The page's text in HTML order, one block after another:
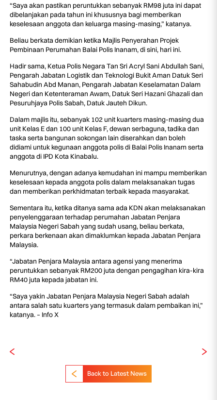
“Saya akan pastikan peruntukkan sebanyak RM98 juta ini dapat
dibelanjakan pada tahun ini khususnya bagi memberikan
keselesaan anggota dan keluarga masing-masing,” katanya.
Beliau berkata demikian ketika Majlis Penyerahan Projek
Pembinaan Perumahan Balai Polis Inanam, di sini, hari ini.
Hadir sama, Ketua Polis Negara Tan Sri Acryl Sani Abdullah Sani,
Pengarah Jabatan Logistik dan Teknologi Bukit Aman Datuk Seri
Sahabudin Abd Manan, Pengarah Jabatan Keselamatan Dalam
Negeri dan Ketenteraman Awam, Datuk Seri Hazani Ghazali dan
Pesuruhjaya Polis Sabah, Datuk Jauteh Dikun.
Dalam majlis itu, sebanyak 102 unit kuarters masing-masing dua
unit Kelas E dan 100 unit Kelas F, dewan serbaguna, tadika dan
taska serta bangunan sokongan lain diserahkan dan boleh
didiami untuk kegunaan anggota polis di Balai Polis Inanam serta
anggota di IPD Kota Kinabalu.
Menurutnya, dengan adanya kemudahan ini mampu memberikan
keselesaan kepada anggota polis dalam melaksanakan tugas
dan memberikan perkhidmatan terbaik kepada masyarakat.
Sementara itu, ketika ditanya sama ada KDN akan melaksanakan
penyelenggaraan terhadap perumahan Jabatan Penjara
Malaysia Negeri Sabah yang sudah usang, beliau berkata,
perkara berkenaan akan dimaklumkan kepada Jabatan Penjara
Malaysia.
“Jabatan Penjara Malaysia antara agensi yang menerima
peruntukkan sebanyak RM200 juta dengan pengagihan kira-kira
RM40 juta kepada jabatan ini.
“Saya yakin Jabatan Penjara Malaysia Negeri Sabah adalah
antara salah satu kuarters yang termasuk dalam pembaikan ini,”
katanya. – Info X
Back to Latest News